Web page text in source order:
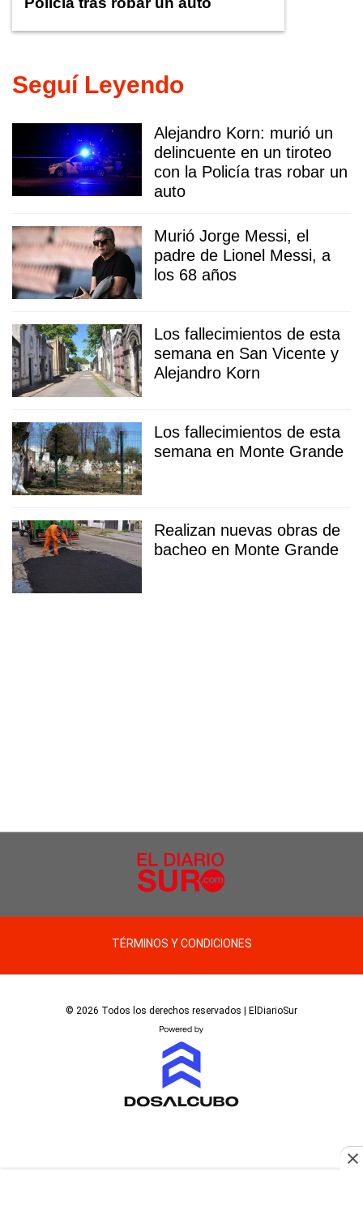
Seguí Leyendo
Alejandro Korn: murió un
delincuente en un tiroteo
con la Policía tras robar un
auto
Murió Jorge Messi, el
padre de Lionel Messi, a
los 68 años
Los fallecimientos de esta
semana en San Vicente y
Alejandro Korn
Los fallecimientos de esta
semana en Monte Grande
Realizan nuevas obras de
bacheo en Monte Grande
TÉRMINOS Y CONDICIONES
© 2026 Todos los derechos reservados | ElDiarioSur